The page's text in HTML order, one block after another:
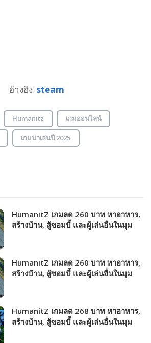
อ้างอิง: steam
Humanitz เกมออนไลน์
เกมน่าเล่นปี 2025
HumanitZ เกมลด 260 บาท หาอาหาร,
สร้างบ้าน, สู้ซอมบี้ และผู้เล่นอื่นในมุม
HumanitZ เกมลด 260 บาท หาอาหาร,
สร้างบ้าน, สู้ซอมบี้ และผู้เล่นอื่นในมุม
HumanitZ เกมลด 268 บาท หาอาหาร,
สร้างบ้าน, สู้ซอมบี้ และผู้เล่นอื่นในมุม